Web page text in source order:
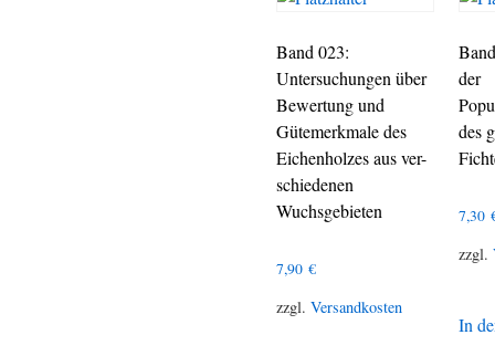
Band 023:
Untersuchungen über
Bewertung und
Gütemerkmale des
Eichenholzes aus ver-
schiedenen
Wuchsgebieten
7,90 €
zzgl. Versandkosten
der
des
7,30
zzgl.
In